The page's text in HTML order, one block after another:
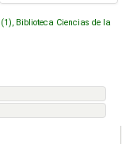
] (1), Biblioteca Ciencias de la